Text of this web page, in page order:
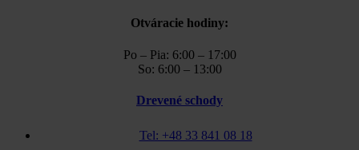
Otváracie hodiny:
Po – Pia: 6:00 – 17:00
So: 6:00 – 13:00
Drevené schody
Tel: +48 33 841 08 18